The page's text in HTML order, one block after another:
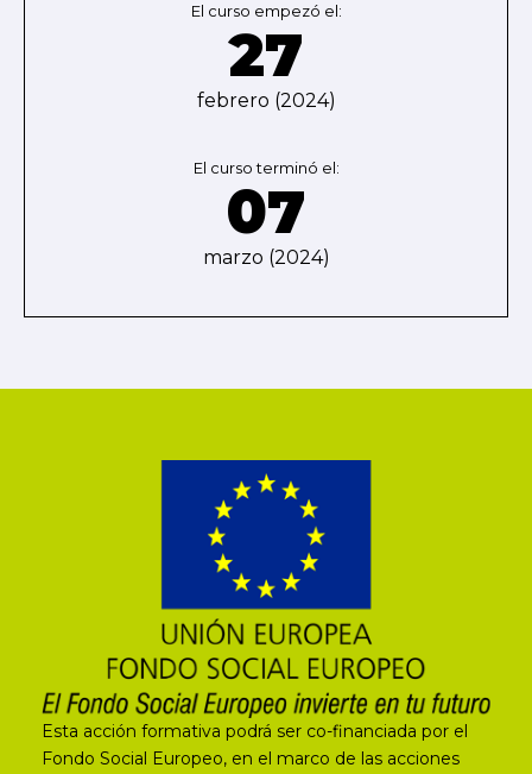
El curso empezó el:
27
febrero (2024)
El curso terminó el:
07
marzo (2024)
Esta acción formativa podrá ser co-financiada por el
Fondo Social Europeo, en el marco de las acciones